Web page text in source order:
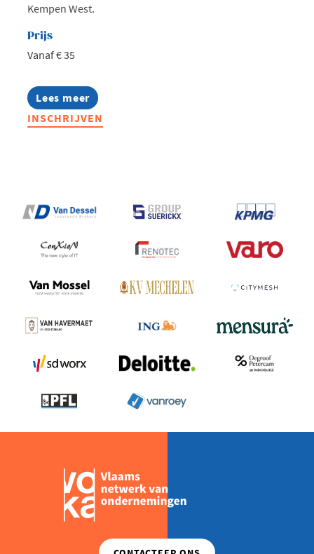
Kempen West.
Prijs
Vanaf € 35
Lees meer
about
West
goes
INSCHRIJVEN